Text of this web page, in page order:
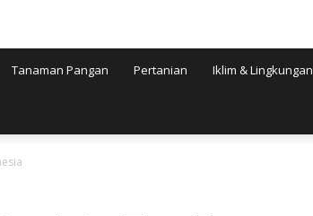
Tanaman Pangan Pertanian Iklim & Lingkungan